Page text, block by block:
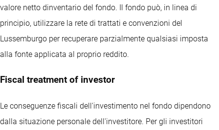
valore netto dinventario del fondo. Il fondo può, in linea di
principio, utilizzare la rete di trattati e convenzioni del
Lussemburgo per recuperare parzialmente qualsiasi imposta
alla fonte applicata al proprio reddito.
Fiscal treatment of investor
Le conseguenze fiscali dell'investimento nel fondo dipendono
dalla situazione personale dell'investitore. Per gli investitori